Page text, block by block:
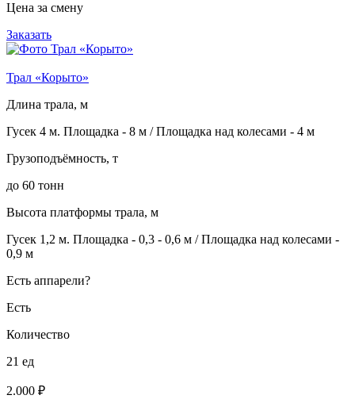
Цена за смену
Заказать
Трал «Корыто»
Длина трала, м
Гусек 4 м. Площадка - 8 м / Площадка над колесами - 4 м
Грузоподъёмность, т
до 60 тонн
Высота платформы трала, м
Гусек 1,2 м. Площадка - 0,3 - 0,6 м / Площадка над колесами -
0,9 м
Есть аппарели?
Есть
Количество
21 ед
2.000 ₽